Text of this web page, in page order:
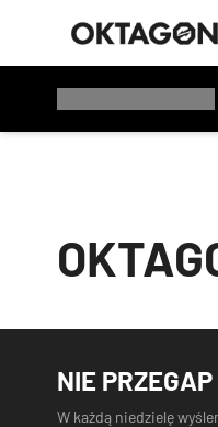
NIE
W każdą niedzielę